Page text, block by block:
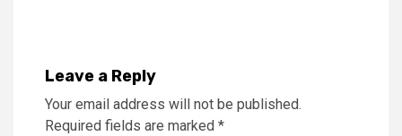
Leave a Reply
Your email address will not be published.
Required fields are marked *